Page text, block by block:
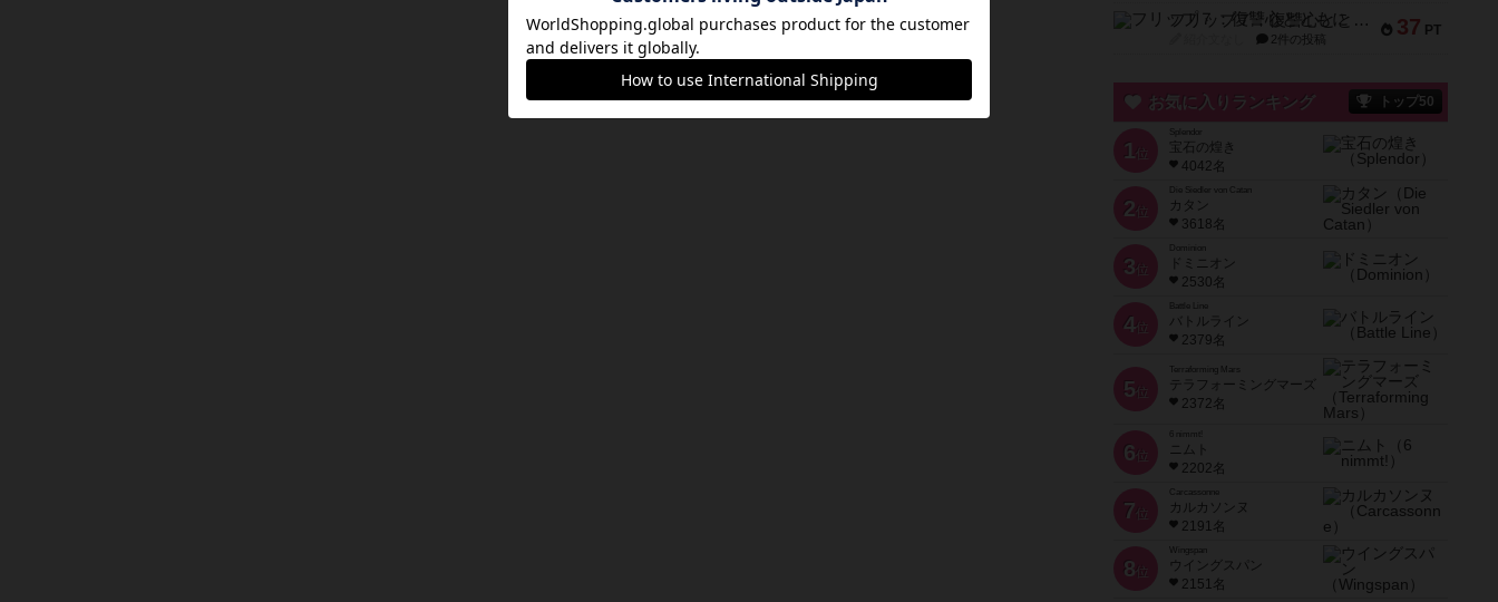
37 PT
フリップ７：復讐心とともに
2件の投稿
お気に入りランキング トップ50
1 位
宝石の煌き
4042名
2 位
Die Siedler von Catan
カタン
3618名
3 位
ドミニオン
2530名
4位
Battle Line
バトルライン
2379名
5 位
Terraforming Mars
テラフォーミングマーズ
2372名
6 位
ニムト
2202名
7 位
Carcassonne
カルカソンヌ
2191名
8 位
Wingspan
ウイングスパン
2151名